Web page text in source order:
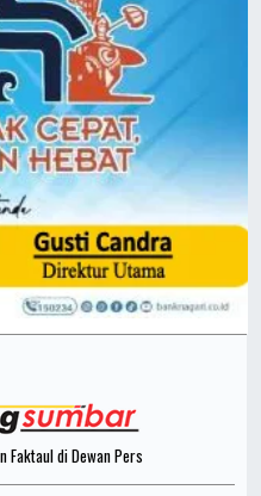
Faktaul di Dewan Pers